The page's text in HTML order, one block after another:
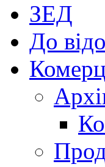
ЗЕД
До